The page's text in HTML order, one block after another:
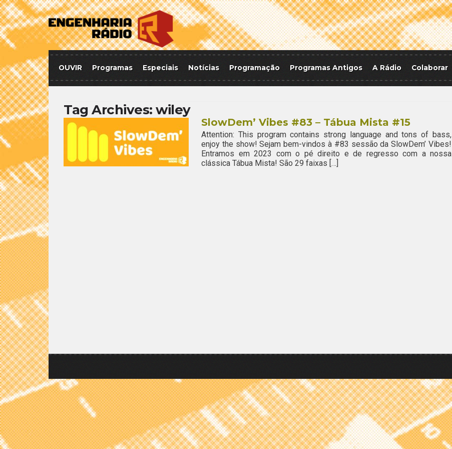
OUVIR Programas Especiais Notícias Programação Programas Antigos A Rádio Colaborar
Tag Archives: wiley
SlowDem’ Vibes #83 – Tábua Mista #15
Attention: This program contains strong language and tons of bass,
enjoy the show! Sejam bem-vindos à #83 sessão da SlowDem’ Vibes!
Entramos em 2023 com o pé direito e de regresso com a nossa
clássica Tábua Mista! São 29 faixas […]